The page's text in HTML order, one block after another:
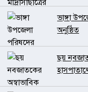
ভাঙ্গা
অনুষ্ঠিত
ছয়